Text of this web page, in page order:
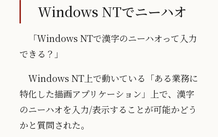
Windows NTでニーハオ
「Windows NTで漢字のニーハオって入力
できる？」
Windows NT上で動いている「ある業務に
特化した描画アプリケーション」上で、漢字
のニーハオを入力/表示することが可能かどう
かと質問された。